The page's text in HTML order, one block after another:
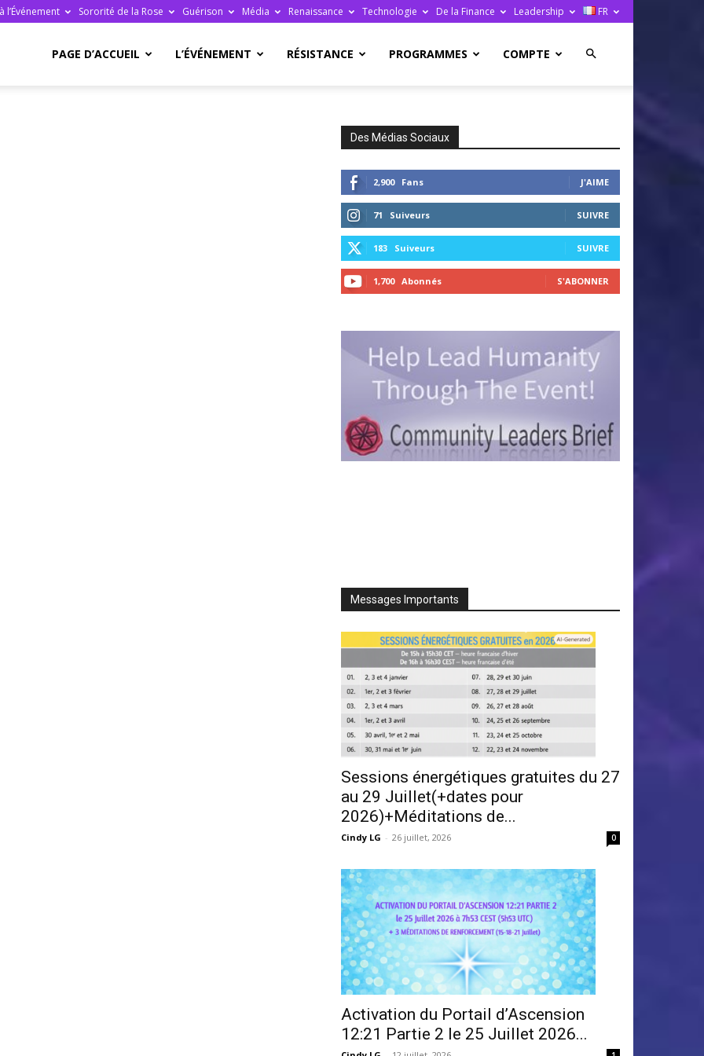
Sororité de la Rose Guérison Média Renaissance Technologie De la Finance Leadership FR
PAGE D’ACCUEIL L’ÉVÉNEMENT RÉSISTANCE PROGRAMMES COMPTE
Des Médias Sociaux
2,900 Fans J'AIME
71 Suiveurs SUIVRE
183 Suiveurs SUIVRE
1,700 Abonnés S'ABONNER
Messages Importants
Sessions énergétiques gratuites du 27
au 29 Juillet(+dates pour
2026)+Méditations de...
Cindy LG - 26 juillet, 2026 0
Activation du Portail d’Ascension
12:21 Partie 2 le 25 Juillet 2026...